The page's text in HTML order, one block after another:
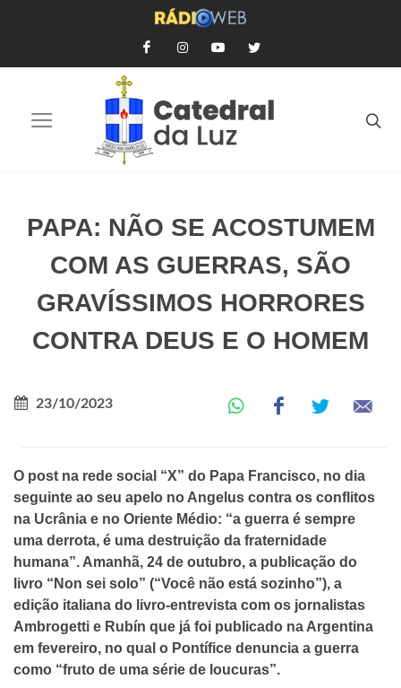
PAPA: NÃO SE ACOSTUMEM
COM AS GUERRAS, SÃO
GRAVÍSSIMOS HORRORES
CONTRA DEUS E O HOMEM
23/10/2023
O post na rede social “X” do Papa Francisco, no dia
seguinte ao seu apelo no Angelus contra os conflitos
na Ucrânia e no Oriente Médio: “a guerra é sempre
uma derrota, é uma destruição da fraternidade
humana”. Amanhã, 24 de outubro, a publicação do
livro “Non sei solo” (“Você não está sozinho”), a
edição italiana do livro-entrevista com os jornalistas
Ambrogetti e Rubín que já foi publicado na Argentina
em fevereiro, no qual o Pontífice denuncia a guerra
como “fruto de uma série de loucuras”.